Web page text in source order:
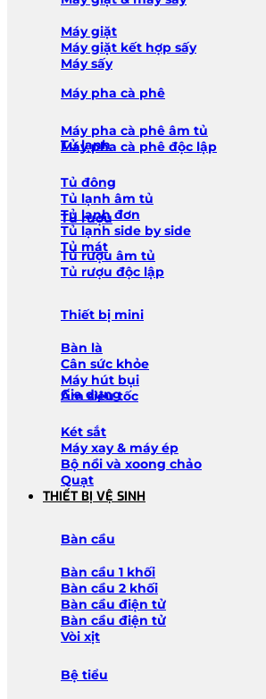
Máy giặt
Máy giặt kết hợp sấy
Máy sấy
Máy pha cà phê
Máy pha cà phê âm tủ
Máy pha cà phê độc lập
Tủ lạnh
Tủ đông
Tủ lạnh âm tủ
Tủ lạnh đơn
Tủ lạnh side by side
Tủ mát
Tủ rượu
Tủ rượu âm tủ
Tủ rượu độc lập
Thiết bị mini
Bàn là
Cân sức khỏe
Máy hút bụi
Ấm siêu tốc
Gia dụng
Két sắt
Máy xay & máy ép
Bộ nồi và xoong chảo
Quạt
THIẾT BỊ VỆ SINH
Bàn cầu
Bàn cầu 1 khối
Bàn cầu 2 khối
Bàn cầu điện tử
Bàn cầu điện tử
Vòi xịt
Bệ tiểu